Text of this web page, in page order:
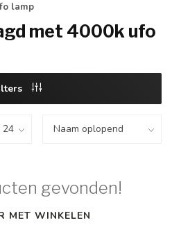
lamp
met 4000k ufo
gevonden!
MET WINKELEN